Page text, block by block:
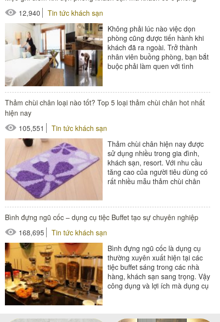
12,940
Tin tức khách sạn
Không phải lúc nào việc dọn
phòng cũng được tiến hành khi
khách đã ra ngoài. Trở thành
nhân viên buồng phòng, bạn bắt
buộc phải làm quen với tình
#xe làm buồng phòng
Thảm chùi chân loại nào tốt? Top 5 loại thảm chùi chân hot nhất
hiện nay
105,551
Tin tức khách sạn
Thảm chùi chân hiện nay được
sử dụng nhiều trong gia đình,
khách sạn, resort. Với nhu cầu
tăng cao của người tiêu dùng có
rất nhiều mẫu thảm chùi chân
#thảm chùi chân
#thiết bị phòng tắm
Bình đựng ngũ cốc – dụng cụ tiệc Buffet tạo sự chuyên nghiệp
168,695
Tin tức khách sạn
Bình đựng ngũ cốc là dụng cụ
thường xuyên xuất hiện tại các
tiệc buffet sáng trong các nhà
hàng, khách sạn sang trọng. Vậy
công dụng và lợi ích mà dụng cụ